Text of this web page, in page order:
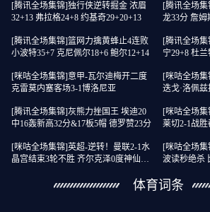
[腾讯全场集锦]独行侠逆转掘金 浓眉
32+13 弗拉格24+8 约基奇29+20+13
[腾讯全场
龙33分 詹
[腾讯全场集锦]篮网力擒黄蜂止4连败
小波特35+7 克尼佩尔18+6 鲍尔12+14
[腾讯全场
宁29+8 杜兰
[咪咕全场集锦]意甲-瓦尔迪梅开二度
克雷莫内塞客场3-1博洛尼亚
[咪咕全场集
迭戈·洛佩
[腾讯全场集锦]灰熊力挫国王 埃迪20
中16轰新高32分&17板5帽 德罗赞23分
[咪咕全场
莱切2-1战胜
[咪咕全场集锦]英超-逆转！曼联2-1水
晶宫结束3轮不胜 齐尔克泽0度神仙球
[咪咕全场
波读秒绝杀
体育词条